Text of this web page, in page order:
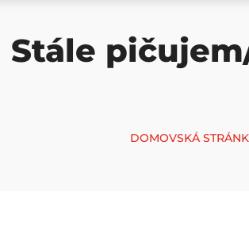
Stále
DOMOVSKÁ